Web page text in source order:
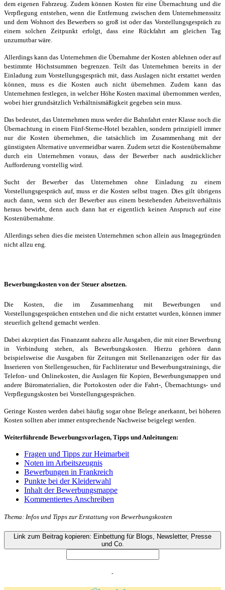
dem eigenen Fahrzeug. Zudem können Kosten für eine Übernachtung und die
Verpflegung entstehen, wenn die Entfernung zwischen dem Unternehmenssitz
und dem Wohnort des Bewerbers so groß ist oder das Vorstellungsgespräch zu
einem solchen Zeitpunkt erfolgt, dass eine Rückfahrt am gleichen Tag
unzumutbar wäre.
Allerdings kann das Unternehmen die Übernahme der Kosten ablehnen oder auf
bestimmte Höchstsummen begrenzen. Teilt das Unternehmen bereits in der
Einladung zum Vorstellungsgespräch mit, dass Auslagen nicht erstattet werden
können, muss es die Kosten auch nicht übernehmen. Zudem kann das
Unternehmen festlegen, in welcher Höhe Kosten maximal übernommen werden,
wobei hier grundsätzlich Verhältnismäßigkeit gegeben sein muss.
Das bedeutet, das Unternehmen muss weder die Bahnfahrt erster Klasse noch die
Übernachtung in einem Fünf-Sterne-Hotel bezahlen, sondern prinzipiell immer
nur die Kosten übernehmen, die tatsächlich im Zusammenhang mit der
günstigsten Alternative unvermeidbar waren. Zudem setzt die Kostenübernahme
durch ein Unternehmen voraus, dass der Bewerber nach ausdrücklicher
Aufforderung vorstellig wird.
Sucht der Bewerber das Unternehmen ohne Einladung zu einem
Vorstellungsgespräch auf, muss er die Kosten selbst tragen. Dies gilt übrigens
auch dann, wenn sich der Bewerber aus einem bestehenden Arbeitsverhältnis
heraus bewirbt, denn auch dann hat er eigentlich keinen Anspruch auf eine
Kostenübernahme.
Allerdings sehen dies die meisten Unternehmen schon allein aus Imagegründen
nicht allzu eng.
Bewerbungskosten von der Steuer absetzen.
Die Kosten, die im Zusammenhang mit Bewerbungen und
Vorstellungsgesprächen entstehen und die nicht erstattet wurden, können immer
steuerlich geltend gemacht werden.
Dabei akzeptiert das Finanzamt nahezu alle Ausgaben, die mit einer Bewerbung
in Verbindung stehen, als Bewerbungskosten. Hierzu gehören dann
beispielsweise die Ausgaben für Zeitungen mit Stellenanzeigen oder für das
Inserieren von Stellengesuchen, für Fachliteratur und Bewerbungstrainings, die
Telefon- und Onlinekosten, die Auslagen für Kopien, Bewerbungsmappen und
andere Büromaterialien, die Portokosten oder die Fahrt-, Übernachtungs- und
Verpflegungskosten bei Vorstellungsgesprächen.
Geringe Kosten werden dabei häufig sogar ohne Belege anerkannt, bei höheren
Kosten sollten aber immer entsprechende Nachweise beigelegt werden.
Weiterführende Bewerbungsvorlagen, Tipps und Anleitungen:
Fragen und Tipps zur Heimarbeit
Noten im Arbeitszeugnis
Bewerbungen in Frankreich
Punkte bei der Kleiderwahl
Inhalt der Bewerbungsmappe
Kommentiertes Anschreiben
Thema: Infos und Tipps zur Erstattung von Bewerbungskosten
Link zum Beitrag kopieren: Einbettung für Blogs, Newsletter, Presse
und Co.
-